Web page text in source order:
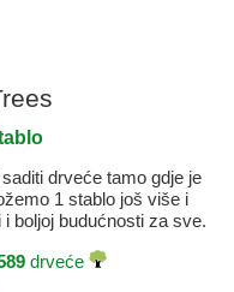
drveće tamo gdje je
1 stablo još više i
boljoj budućnosti za sve.
drveće